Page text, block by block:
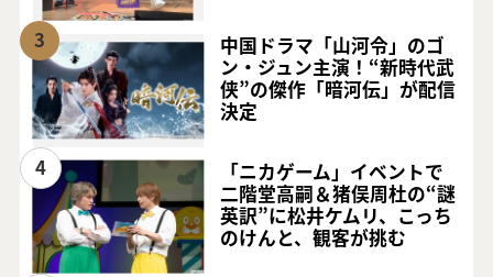
3
中国ドラマ「山河令」のゴ
ン・ジュン主演！“新時代武
侠”の傑作「暗河伝」が配信
決定
4
「ニカゲーム」イベントで
二階堂高嗣＆猪俣周杜の“謎
英訳”に松井ケムリ、こっち
のけんと、観客が挑む